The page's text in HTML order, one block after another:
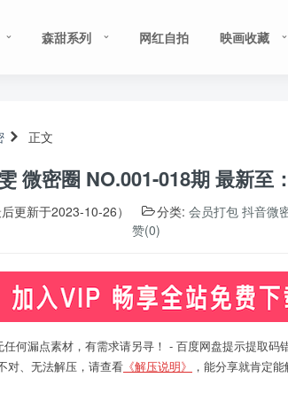
森甜系列 网红自拍 映画收藏
正文
微密圈 NO.001-018期 最新至
后更新于2023-10-26） 分类: 会员打包 抖音微
赞(0)
何漏点素材，有需求请另寻！ - 百度网盘提示提取码
对、无法解压，请查看 《解压说明》
，能分享就肯定